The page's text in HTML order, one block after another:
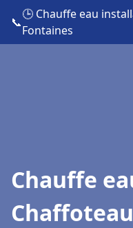
📞
🕒 Chauffe eau
Fontaines
Chauffe